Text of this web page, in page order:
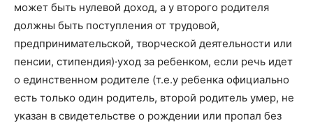
может быть нулевой доход, а у второго родителя
должны быть поступления от трудовой,
предпринимательской, творческой деятельности или
пенсии, стипендия)·уход за ребенком, если речь идет
о единственном родителе (т.е.у ребенка официально
есть только один родитель, второй родитель умер, не
указан в свидетельстве о рождении или пропал без